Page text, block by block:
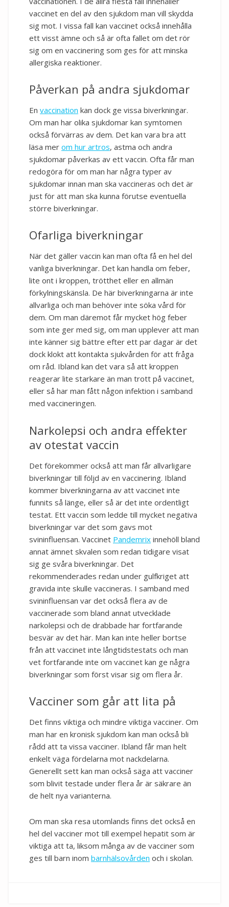
vaccinet en del av den sjukdom man vill skydda
sig mot. I vissa fall kan vaccinet också innehålla
ett visst ämne och så är ofta fallet om det rör
sig om en vaccinering som ges för att minska
allergiska reaktioner.
Påverkan på andra sjukdomar
En vaccination kan dock ge vissa biverkningar.
Om man har olika sjukdomar kan symtomen
också förvärras av dem. Det kan vara bra att
läsa mer om hur artros, astma och andra
sjukdomar påverkas av ett vaccin. Ofta får man
redogöra för om man har några typer av
sjukdomar innan man ska vaccineras och det är
just för att man ska kunna förutse eventuella
större biverkningar.
Ofarliga biverkningar
När det gäller vaccin kan man ofta få en hel del
vanliga biverkningar. Det kan handla om feber,
lite ont i kroppen, trötthet eller en allmän
förkylningskänsla. De här biverkningarna är inte
allvarliga och man behöver inte söka vård för
dem. Om man däremot får mycket hög feber
som inte ger med sig, om man upplever att man
inte känner sig bättre efter ett par dagar är det
dock klokt att kontakta sjukvården för att fråga
om råd. Ibland kan det vara så att kroppen
reagerar lite starkare än man trott på vaccinet,
eller så har man fått någon infektion i samband
med vaccineringen.
Narkolepsi och andra effekter
av otestat vaccin
Det förekommer också att man får allvarligare
biverkningar till följd av en vaccinering. Ibland
kommer biverkningarna av att vaccinet inte
funnits så länge, eller så är det inte ordentligt
testat. Ett vaccin som ledde till mycket negativa
biverkningar var det som gavs mot
svininfluensan. Vaccinet Pandemrix innehöll bland
annat ämnet skvalen som redan tidigare visat
sig ge svåra biverkningar. Det
rekommenderades redan under gulfkriget att
gravida inte skulle vaccineras. I samband med
svininfluensan var det också flera av de
vaccinerade som bland annat utvecklade
narkolepsi och de drabbade har fortfarande
besvär av det här. Man kan inte heller bortse
från att vaccinet inte långtidstestats och man
vet fortfarande inte om vaccinet kan ge några
biverkningar som först visar sig om flera år.
Vacciner som går att lita på
Det finns viktiga och mindre viktiga vacciner. Om
man har en kronisk sjukdom kan man också bli
rådd att ta vissa vacciner. Ibland får man helt
enkelt väga fördelarna mot nackdelarna.
Generellt sett kan man också säga att vacciner
som blivit testade under flera år är säkrare än
de helt nya varianterna.
Om man ska resa utomlands finns det också en
hel del vacciner mot till exempel hepatit som är
viktiga att ta, liksom många av de vacciner som
ges till barn inom barnhälsovården och i skolan.